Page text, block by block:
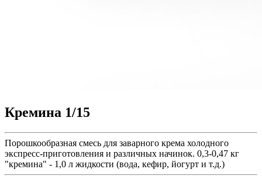
Кремина 1/15
Порошкообразная смесь для заварного крема холодного
экспресс-приготовления и различных начинок. 0,3-0,47 кг
"кремина" - 1,0 л жидкости (вода, кефир, йогурт и т.д.)